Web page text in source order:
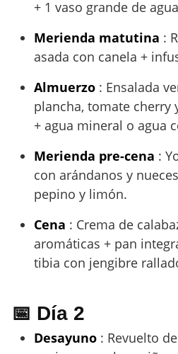
+ 1 vaso grande de
Merienda matutina :
asada con canela +
Almuerzo : Ensalada
plancha, tomate cherry
+ agua mineral o agua
Merienda pre-cena :
con arándanos y
pepino y limón.
Cena : Crema de
aromáticas + pan
tibia con jengibre
📅 Día 2
Desayuno : Revuelto